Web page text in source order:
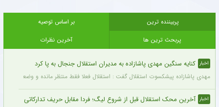
پربیننده ترین
بر اساس توصیه
پربحث ترین ها
آخرین نظرات
اخبار کنایه سنگین مهدی پاشازاده به مدیران استقلال جنجال به پا کرد
مهدی پاشازاده پیشکسوت استقلال گفت : استقلال فعلا فقط منتظر مانده و وضعیت
اخبار آخرین محک استقلال قبل از شروع لیگ؛ فردا مقابل حریف تدارکاتی